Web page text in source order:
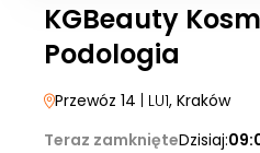
KGBeauty
Podologia
Przewóz 14 | LU1, Kraków
Teraz zamknięteDzisiaj: